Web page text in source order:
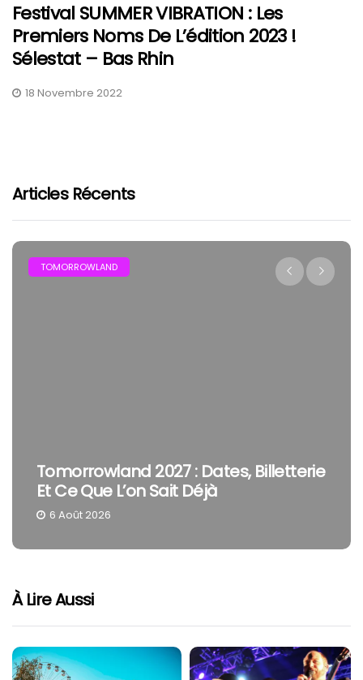
Festival SUMMER VIBRATION : Les
Premiers Noms De L’édition 2023 !
Sélestat – Bas Rhin
18 Novembre 2022
Articles Récents
TOMORROWLAND
Tomorrowland 2027 : Dates, Billetterie
Et Ce Que L’on Sait Déjà
6 Août 2026
À Lire Aussi